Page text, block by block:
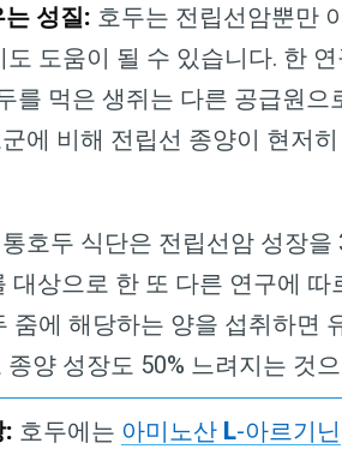
성질: 호두는 전립선암뿐만
도 도움이 될 수 있습니다. 한
를 먹은 생쥐는 다른 공급원으
에 비해 전립선 종양이 현저
호두 식단은 전립선암 성장을
대상으로 한 또 다른 연구에 따
줌에 해당하는 양을 섭취하면
양 성장도 50% 느려지는 것
: 호두에는 아미노산 L-아르기닌
Dr. Mercola의 자연 건강
료로 구독하
검열이나 전자정보 감시 없는 제대로 된
지금 구독하기